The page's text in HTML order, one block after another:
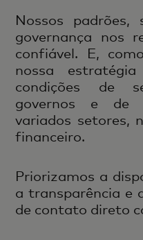
Nossos padrões,
governança nos
confiável. E,
nossa
condições de
governos e de
variados setores,
financeiro.
Priorizamos a
a transparência e
de contato direto